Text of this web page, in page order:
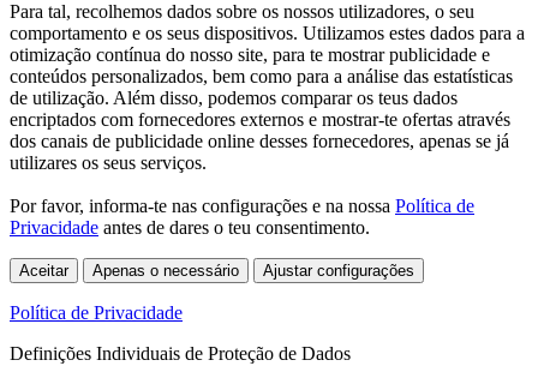
Para tal, recolhemos dados sobre os nossos utilizadores, o seu
comportamento e os seus dispositivos. Utilizamos estes dados para a
otimização contínua do nosso site, para te mostrar publicidade e
conteúdos personalizados, bem como para a análise das estatísticas
de utilização. Além disso, podemos comparar os teus dados
encriptados com fornecedores externos e mostrar-te ofertas através
dos canais de publicidade online desses fornecedores, apenas se já
utilizares os seus serviços.
Por favor, informa-te nas configurações e na nossa Política de
Privacidade antes de dares o teu consentimento.
Aceitar Apenas o necessário Ajustar configurações
Política de Privacidade
Definições Individuais de Proteção de Dados